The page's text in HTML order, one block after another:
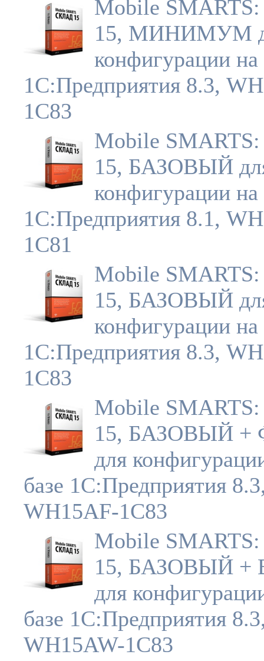
Mobile
15, МИНИМУМ
конфигурации на
1С:Предприятия 8.3,
1C83
Mobile
15, БАЗОВЫЙ
конфигурации на
1С:Предприятия 8.1,
1C81
Mobile
15, БАЗОВЫЙ
конфигурации на
1С:Предприятия 8.3,
1C83
Mobile
15, БАЗОВЫЙ +
для
базе 1С:Предприятия
WH15AF-1C83
Mobile
15, БАЗОВЫЙ +
для
базе 1С:Предприятия
WH15AW-1C83